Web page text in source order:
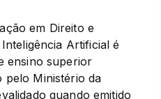
em Direito e
Artificial é
ensino superior
pelo Ministério da
quando emitido